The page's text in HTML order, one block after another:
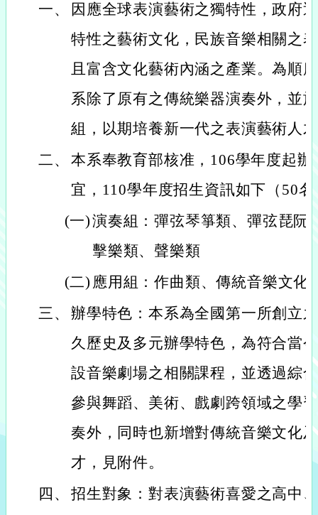
一、
因應全球表演藝術之獨特性，政府
特性之藝術文化，民族音樂相關之
且富含文化藝術內涵之產業。為順
系除了原有之傳統樂器演奏外，並
組，以期培養新一代之表演藝術人
二、 本系奉教育部核准，106學年度起
宜，110學年度招生資訊如下（50名
(一)演奏組：彈弦琴箏類、彈弦琵阮
擊樂類、聲樂類
(二) 應用組：作曲類、傳統音樂文化
三、 辦學特色：本系為全國第一所創立
久歷史及多元辦學特色，為符合當
設音樂劇場之相關課程，並透過綜
參與舞蹈、美術、戲劇跨領域之學
奏外，同時也新增對傳統音樂文化
才，見附件。
四、 招生對象：對表演藝術喜愛之高中